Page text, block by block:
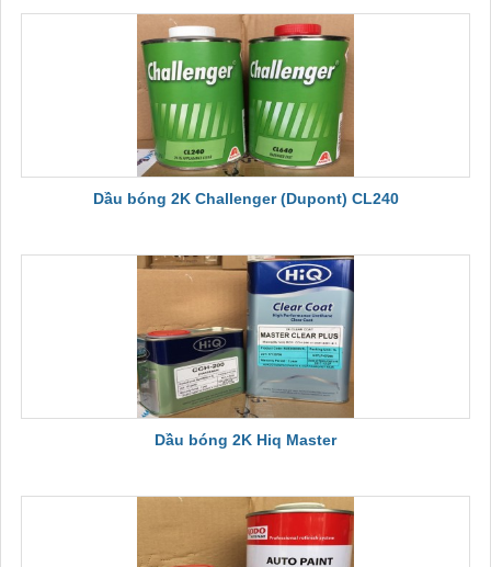
Dầu bóng 2K Challenger (Dupont) CL240
Dầu bóng 2K Hiq Master